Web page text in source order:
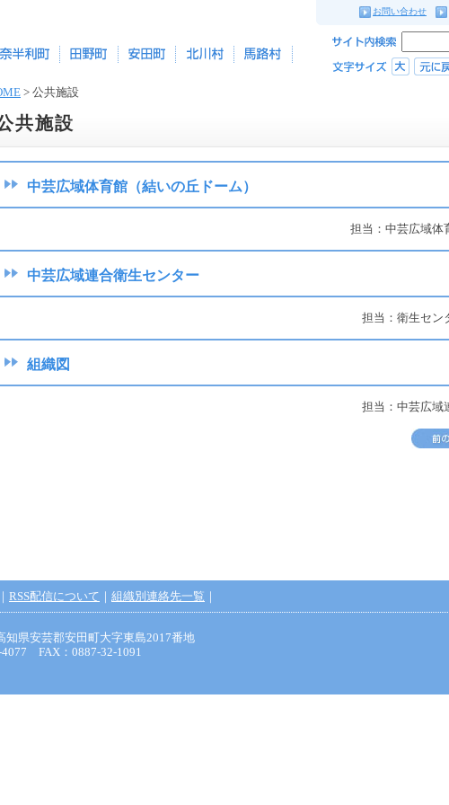
お問い合わせ
> 公共施設
共施設
中芸広域体育館（結いの丘ドーム）
担当：中芸広域体
中芸広域連合衛生センター
担当：衛生セン
組織図
担当：中芸広域
｜ RSS配信について ｜ 組織別連絡先一覧 ｜
県安芸郡安田町大字東島2017番地
4077 FAX：0887-32-1091